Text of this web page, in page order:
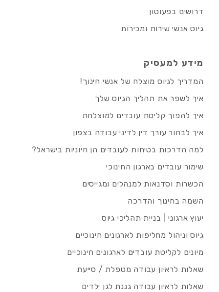
דרושים בפעוטון
גיוס אנשי שירות ומכירות
מידע למעסיק
המדריך לגיוס מוצלח של אנשי חינוך!
איך לשפר את תהליך הגיוס שלך
איך להפוך קליטת עובדים למוצלחת
איך לבחור עורך דין לדיני עבודה בצפון
למה הדרכות בטיחות לעובדים הן חיוניות בישראל?
שימור עובדים בארגון החינוכי
הכשרות וסדנאות למנהלים ומגייסים
השמה בחינוך והדרכה
יעוץ ארגוני | בניית תהליכי גיוס
גיוס וניהול מחליפות לארגונים חינוכיים
מיונים לקליטת עובדים לארגונים חינוכיים
שאלות לראיון עבודה מטפלת / סייעת
שאלות לראיון עבודה גננת לגן ילדים